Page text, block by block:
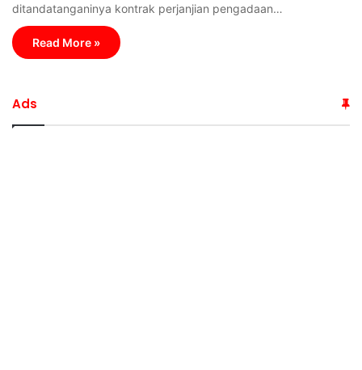
ditandatanganinya kontrak perjanjian pengadaan…
Read More »
Ads